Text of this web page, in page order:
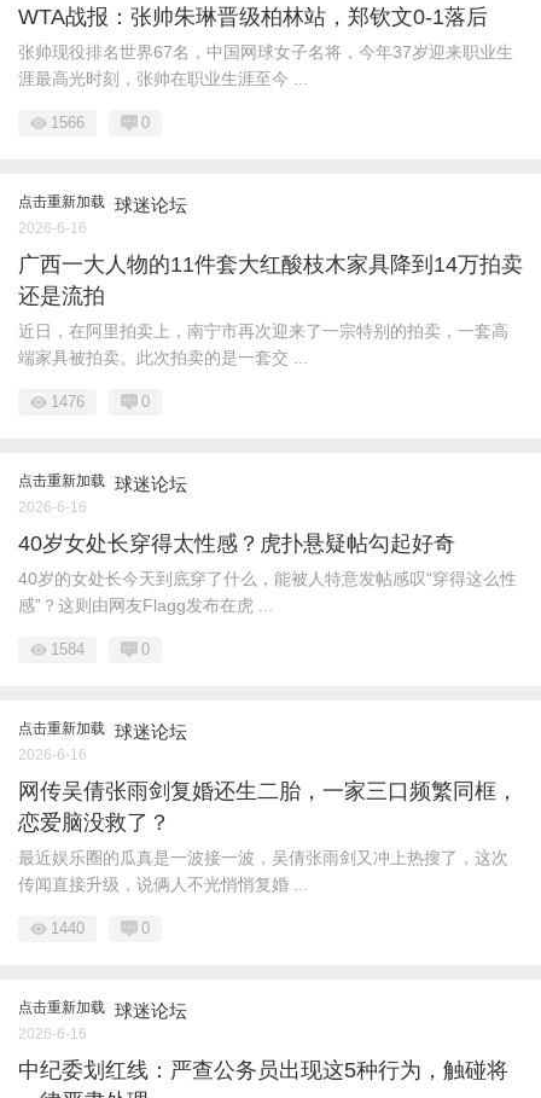
WTA战报：张帅朱琳晋级柏林站，郑钦文0-1落后
张帅现役排名世界67名，中国网球女子名将，今年37岁迎来职业生
涯最高光时刻，张帅在职业生涯至今 ...
1566 0
点击重新加载 球迷论坛
2026-6-16
广西一大人物的11件套大红酸枝木家具降到14万拍卖
还是流拍
近日，在阿里拍卖上，南宁市再次迎来了一宗特别的拍卖，一套高
端家具被拍卖。此次拍卖的是一套交 ...
1476 0
点击重新加载 球迷论坛
2026-6-16
40岁女处长穿得太性感？虎扑悬疑帖勾起好奇
40岁的女处长今天到底穿了什么，能被人特意发帖感叹“穿得这么性
感”？这则由网友Flagg发布在虎 ...
1584 0
点击重新加载 球迷论坛
2026-6-16
网传吴倩张雨剑复婚还生二胎，一家三口频繁同框，
恋爱脑没救了？
最近娱乐圈的瓜真是一波接一波，吴倩张雨剑又冲上热搜了，这次
传闻直接升级，说俩人不光悄悄复婚 ...
1440 0
点击重新加载 球迷论坛
2026-6-16
中纪委划红线：严查公务员出现这5种行为，触碰将